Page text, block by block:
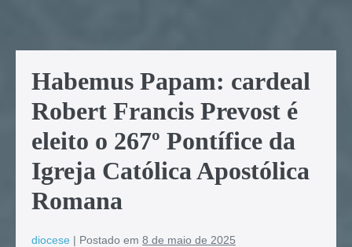
Habemus Papam: cardeal
Robert Francis Prevost é
eleito o 267º Pontífice da
Igreja Católica Apostólica
Romana
diocese | Postado em 8 de maio de 2025